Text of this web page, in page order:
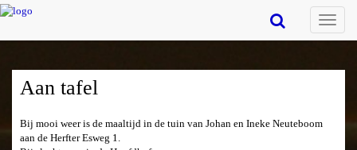
Toggle
Aan tafel
Bij mooi weer is de maaltijd in de tuin van Johan en Ineke Neuteboom
aan de Herfter Esweg 1.